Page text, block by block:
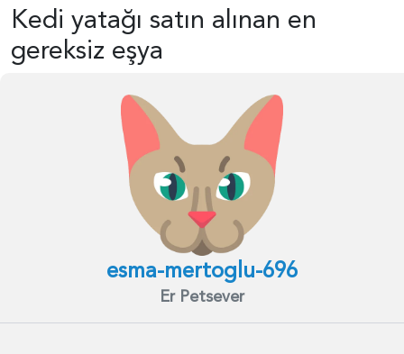
Kedi yatağı satın alınan en
gereksiz eşya
esma-mertoglu-696
Er Petsever